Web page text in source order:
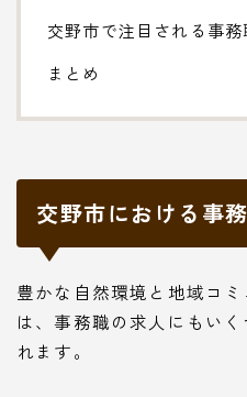
交野市で注目される事
まとめ
交野市における事
豊かな自然環境と地域コ
は、事務職の求人にもい
れます。